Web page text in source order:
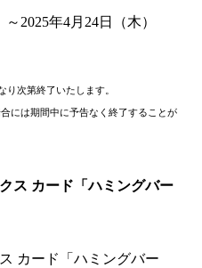
2025年4月24日（木）
次第終了いたします。
には期間中に予告なく終了することが
ス カード「ハミングバー
カード「ハミングバー